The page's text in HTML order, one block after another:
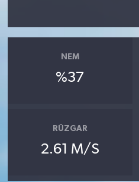
NEM
%37
RÜZGAR
2.61 M/S